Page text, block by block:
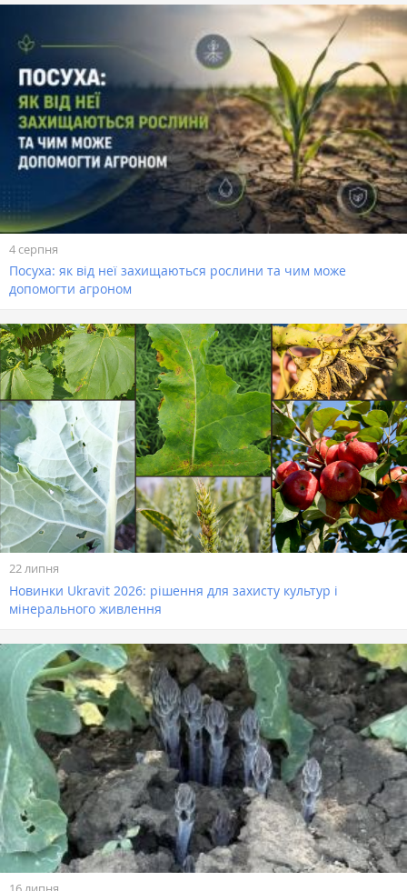
4 серпня
Посуха: як від неї захищаються рослини та чим може
допомогти агроном
22 липня
Новинки Ukravit 2026: рішення для захисту культур і
мінерального живлення